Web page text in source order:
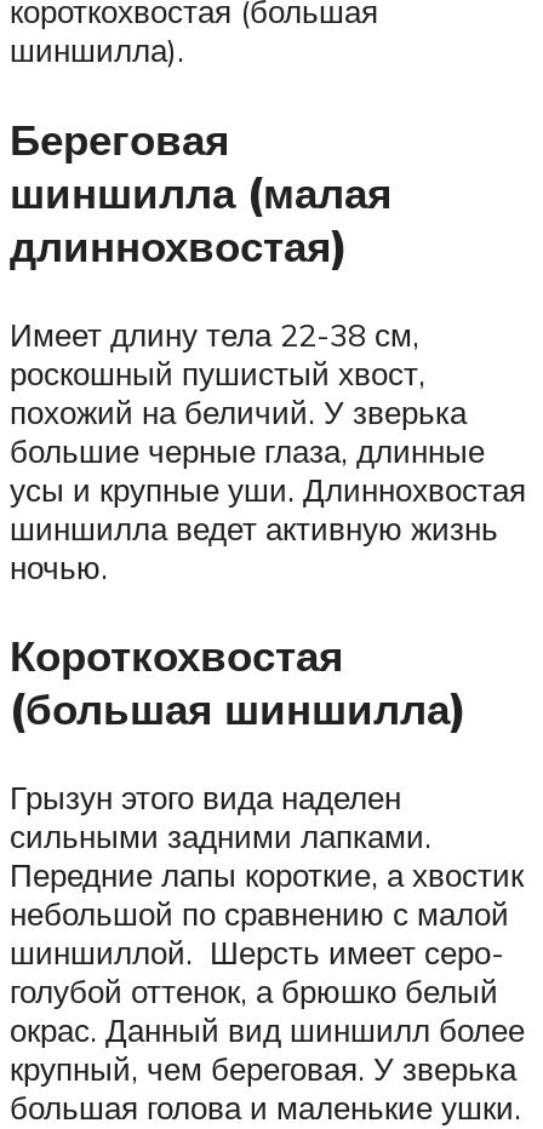
короткохвостая (большая
шиншилла).
Береговая
шиншилла (малая
длиннохвостая)
Имеет длину тела 22-38 см,
роскошный пушистый хвост,
похожий на беличий. У зверька
большие черные глаза, длинные
усы и крупные уши. Длиннохвостая
шиншилла ведет активную жизнь
ночью.
Короткохвостая
(большая шиншилла)
Грызун этого вида наделен
сильными задними лапками.
Передние лапы короткие, а хвостик
небольшой по сравнению с малой
шиншиллой. Шерсть имеет серо-
голубой оттенок, а брюшко белый
окрас. Данный вид шиншилл более
крупный, чем береговая. У зверька
большая голова и маленькие ушки.